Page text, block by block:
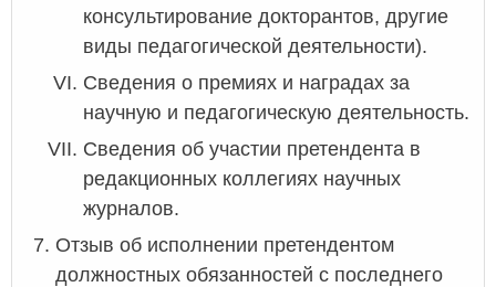
консультирование докторантов, другие
виды педагогической деятельности).
Сведения о премиях и наградах за
научную и педагогическую деятельность.
Сведения об участии претендента в
редакционных коллегиях научных
журналов.
Отзыв об исполнении претендентом
должностных обязанностей с последнего